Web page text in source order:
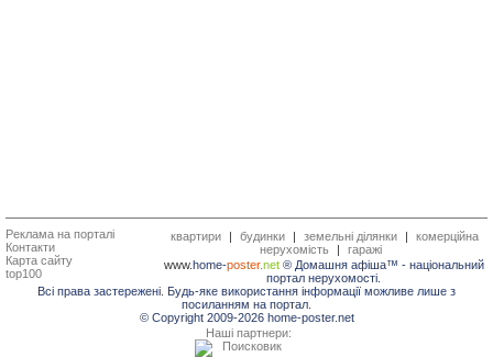
Реклама на порталі
Контакти
Карта сайту
top100
квартири | будинки | земельні ділянки |
комерційна
нерухомість
|
гаражі
www.home-poster.net® Домашня афіша™ - національний
портал нерухомості.
Всі права застережені. Будь-яке використання інформації можливе лише з
посиланням на портал.
© Copyright 2009-2026 home-poster.net
Наші партнери: